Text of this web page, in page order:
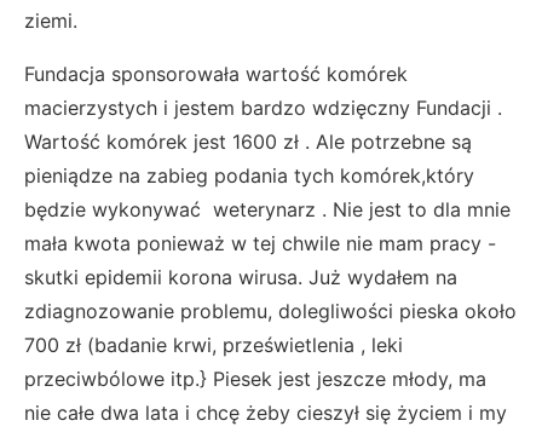
ziemi.
Fundacja sponsorowała wartość komórek
macierzystych i jestem bardzo wdzięczny Fundacji .
Wartość komórek jest 1600 zł . Ale potrzebne są
pieniądze na zabieg podania tych komórek,który
będzie wykonywać weterynarz . Nie jest to dla mnie
mała kwota ponieważ w tej chwile nie mam pracy -
skutki epidemii korona wirusa. Już wydałem na
zdiagnozowanie problemu, dolegliwości pieska około
700 zł (badanie krwi, prześwietlenia , leki
przeciwbólowe itp.} Piesek jest jeszcze młody, ma
nie całe dwa lata i chcę żeby cieszył się życiem i my